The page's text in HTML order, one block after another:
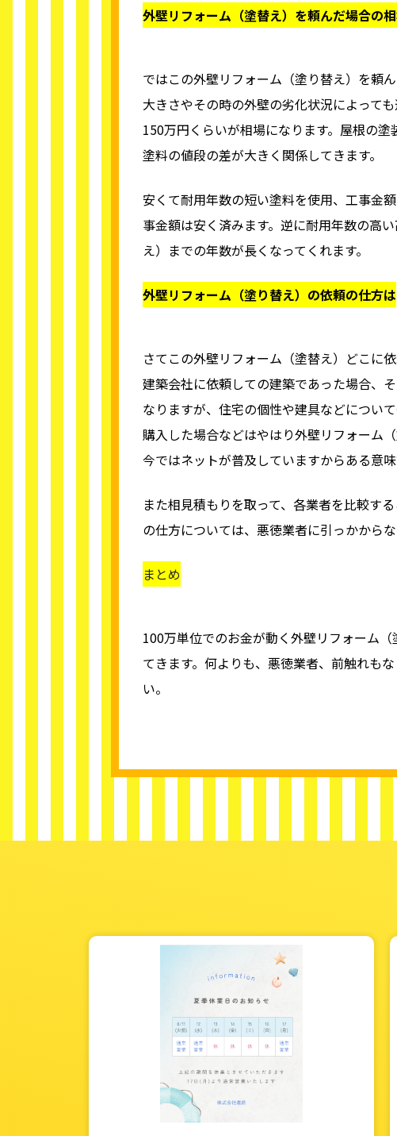
外壁リフォーム（塗替え）を頼んだ場合の
ではこの外壁リフォーム（塗り替え）を頼
大きさやその時の外壁の劣化状況によって
150万円くらいが相場になります。屋根の
塗料の値段の差が大きく関係してきます。
安くて耐用年数の短い塗料を使用、工事金
事金額は安く済みます。逆に耐用年数の高
え）までの年数が長くなってくれます。
外壁リフォーム（塗り替え）の依頼の仕方は
さてこの外壁リフォーム（塗替え）どこに
建築会社に依頼しての建築であった場合、
なりますが、住宅の個性や建具などについ
購入した場合などはやはり外壁リフォーム
今ではネットが普及していますからある意
また相見積もりを取って、各業者を比較す
の仕方については、悪徳業者に引っかから
まとめ
100万単位でのお金が動く外壁リフォーム
てきます。何よりも、悪徳業者、前触れも
い。